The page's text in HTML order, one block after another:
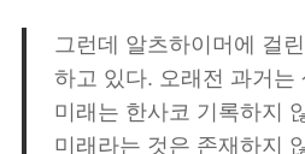
그런데 알츠하이머에 걸
하고 있다. 오래전 과거는
미래는 한사코 기록하지
미래라는 것은 존재하지